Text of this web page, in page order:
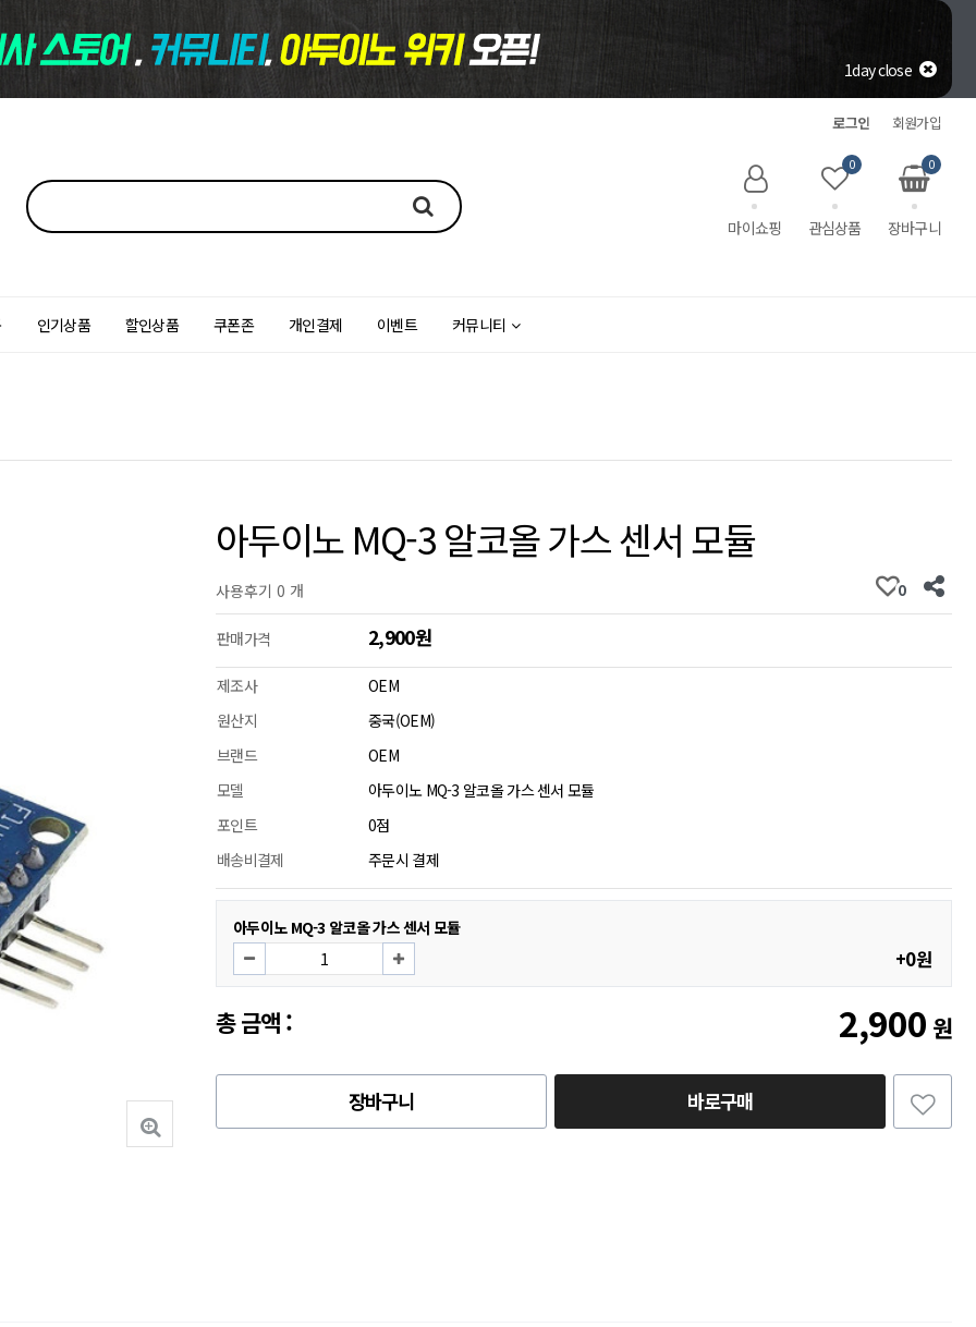
1day close
회원가입
로그인
장바구니
0
관심상품
0
마이쇼핑
인기상품 할인상품 쿠폰존 개인결제 이벤트 커뮤니티
아두이노 MQ-3 알코올 가스 센서 모듈
사용후기 0 개 0
판매가격 2,900원
제조사
OEM
원산지
중국(OEM)
브랜드
OEM
모델
아두이노 MQ-3 알코올 가스 센서 모듈
포인트
0점
배송비결제
주문시 결제
아두이노 MQ-3 알코올 가스 센서 모듈
+0원
총 금액 : 2,900 원
장바구니 바로구매